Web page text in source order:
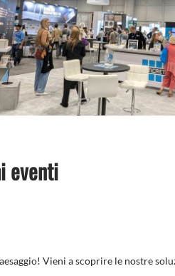
eventi
Vieni a scoprire le nostre